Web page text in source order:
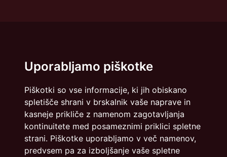
Uporabljamo piškotke
Piškotki so vse informacije, ki jih obiskano
spletišče shrani v brskalnik vaše naprave in
kasneje prikliče z namenom zagotavljanja
kontinuitete med posameznimi priklici spletne
strani. Piškotke uporabljamo v več namenov,
predvsem pa za izboljšanje vaše spletne
Politika zasebnosti Piškotki